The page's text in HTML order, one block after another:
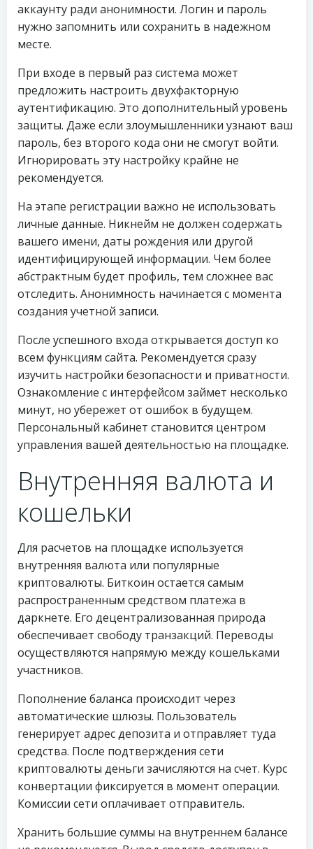
аккаунту ради анонимности. Логин и пароль
нужно запомнить или сохранить в надежном
месте.
При входе в первый раз система может
предложить настроить двухфакторную
аутентификацию. Это дополнительный уровень
защиты. Даже если злоумышленники узнают ваш
пароль, без второго кода они не смогут войти.
Игнорировать эту настройку крайне не
рекомендуется.
На этапе регистрации важно не использовать
личные данные. Никнейм не должен содержать
вашего имени, даты рождения или другой
идентифицирующей информации. Чем более
абстрактным будет профиль, тем сложнее вас
отследить. Анонимность начинается с момента
создания учетной записи.
После успешного входа открывается доступ ко
всем функциям сайта. Рекомендуется сразу
изучить настройки безопасности и приватности.
Ознакомление с интерфейсом займет несколько
минут, но убережет от ошибок в будущем.
Персональный кабинет становится центром
управления вашей деятельностью на площадке.
Внутренняя валюта и
кошельки
Для расчетов на площадке используется
внутренняя валюта или популярные
криптовалюты. Биткоин остается самым
распространенным средством платежа в
даркнете. Его децентрализованная природа
обеспечивает свободу транзакций. Переводы
осуществляются напрямую между кошельками
участников.
Пополнение баланса происходит через
автоматические шлюзы. Пользователь
генерирует адрес депозита и отправляет туда
средства. После подтверждения сети
криптовалюты деньги зачисляются на счет. Курс
конвертации фиксируется в момент операции.
Комиссии сети оплачивает отправитель.
Хранить большие суммы на внутреннем балансе